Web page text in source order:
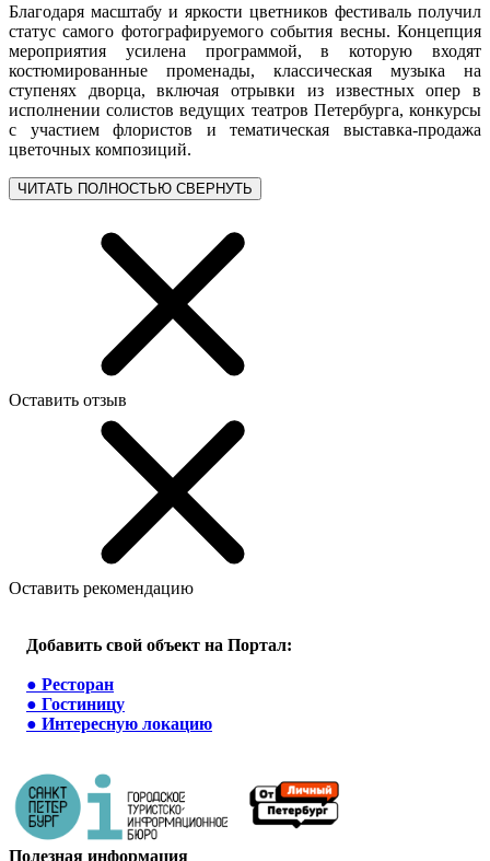
Благодаря масштабу и яркости цветников фестиваль получил
статус самого фотографируемого события весны. Концепция
мероприятия усилена программой, в которую входят
костюмированные променады, классическая музыка на
ступенях дворца, включая отрывки из известных опер в
исполнении солистов ведущих театров Петербурга, конкурсы
с участием флористов и тематическая выставка-продажа
цветочных композиций.
ЧИТАТЬ ПОЛНОСТЬЮ СВЕРНУТЬ
Оставить отзыв
Оставить рекомендацию
Добавить свой объект на Портал:
● Ресторан
● Гостиницу
● Интересную локацию
Полезная информация